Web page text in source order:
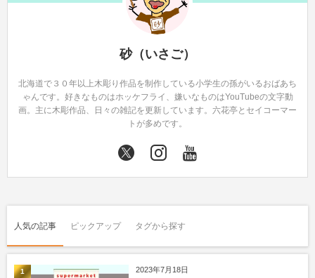
砂（いさご）
北海道で３０年以上木彫り作品を制作している小学生の孫がいるおばあち
ゃんです。好きなものはホッケフライ、嫌いなものはYouTubeの文字動
画。主に木彫作品、日々の雑記を更新しています。六花亭とセイコーマー
トが多めです。
人気の記事 ピックアップ タグから探す
2023年7月18日
1